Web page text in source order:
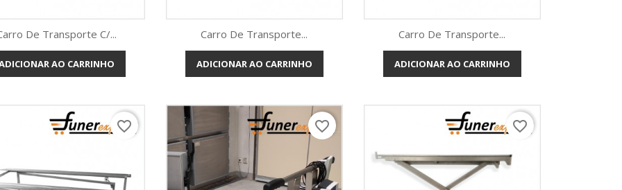
Vista rápida
De Transporte C/...
AO CARRINHO Vista rápida
Carro De Transporte...
ADICIONAR AO CARRINHO Vista rápida
Carro De Transporte...
ADICIONAR AO CARRINHO
favorite_border favorite_border favorite_border